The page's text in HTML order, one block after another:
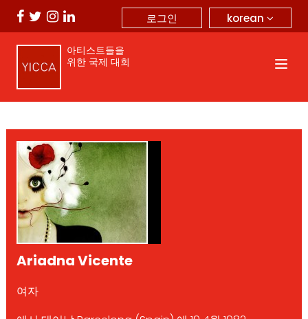
korean
로그인
아티스트들을
위한 국제 대회
Ariadna Vicente
여자